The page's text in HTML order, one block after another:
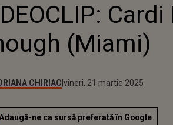
Cardi
(Miami)
CHIRIACPublicat:
joi, 21 martie 2024
Actualizat:
vineri, 21 martie 2025
ne ca sursă preferată în Google